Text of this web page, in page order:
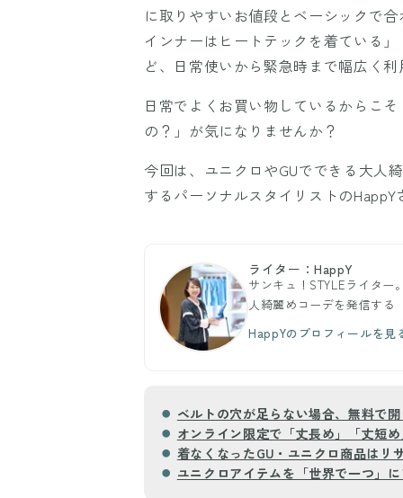
に取りやすいお値段とベーシックで
インナーはヒートテックを着ている
ど、日常使いから緊急時まで幅広く
日常でよくお買い物しているからこ
の？」が気になりませんか？
今回は、ユニクロやGUでできる大人
するパーソナルスタイリストの
ライター：HappY
サンキュ！STYLEライター
人綺麗めコーデを発信する
HappYのプロフィールを見
ベルトの穴が足らない場合、無料で
オンライン限定で「丈長め」「丈短
着なくなったGU・ユニクロ商品はリ
ユニクロアイテムを「世界で一つ」